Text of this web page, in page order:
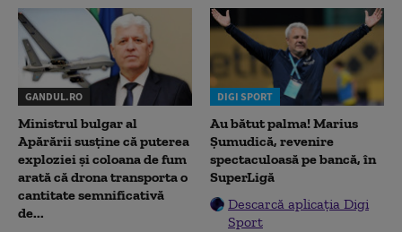
GANDUL.RO
Ministrul bulgar al
Apărării susține că puterea
exploziei și coloana de fum
arată că drona transporta o
cantitate semnificativă
de...
DIGI SPORT
Au bătut palma! Marius
Șumudică, revenire
spectaculoasă pe bancă, în
SuperLigă
Descarcă aplicația Digi
Sport